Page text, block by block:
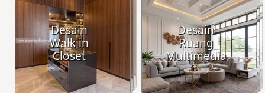
Desain
Walk in
Closet
Desain
Ruang
Multimedia